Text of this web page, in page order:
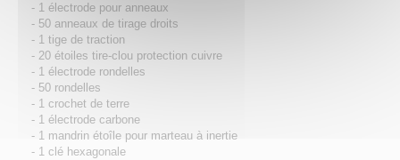
- 1 électrode pour anneaux
- 50 anneaux de tirage droits
- 1 tige de traction
- 20 étoiles tire-clou protection cuivre
- 1 électrode rondelles
- 50 rondelles
- 1 crochet de terre
- 1 électrode carbone
- 1 mandrin étoîle pour marteau à inertie
- 1 clé hexagonale